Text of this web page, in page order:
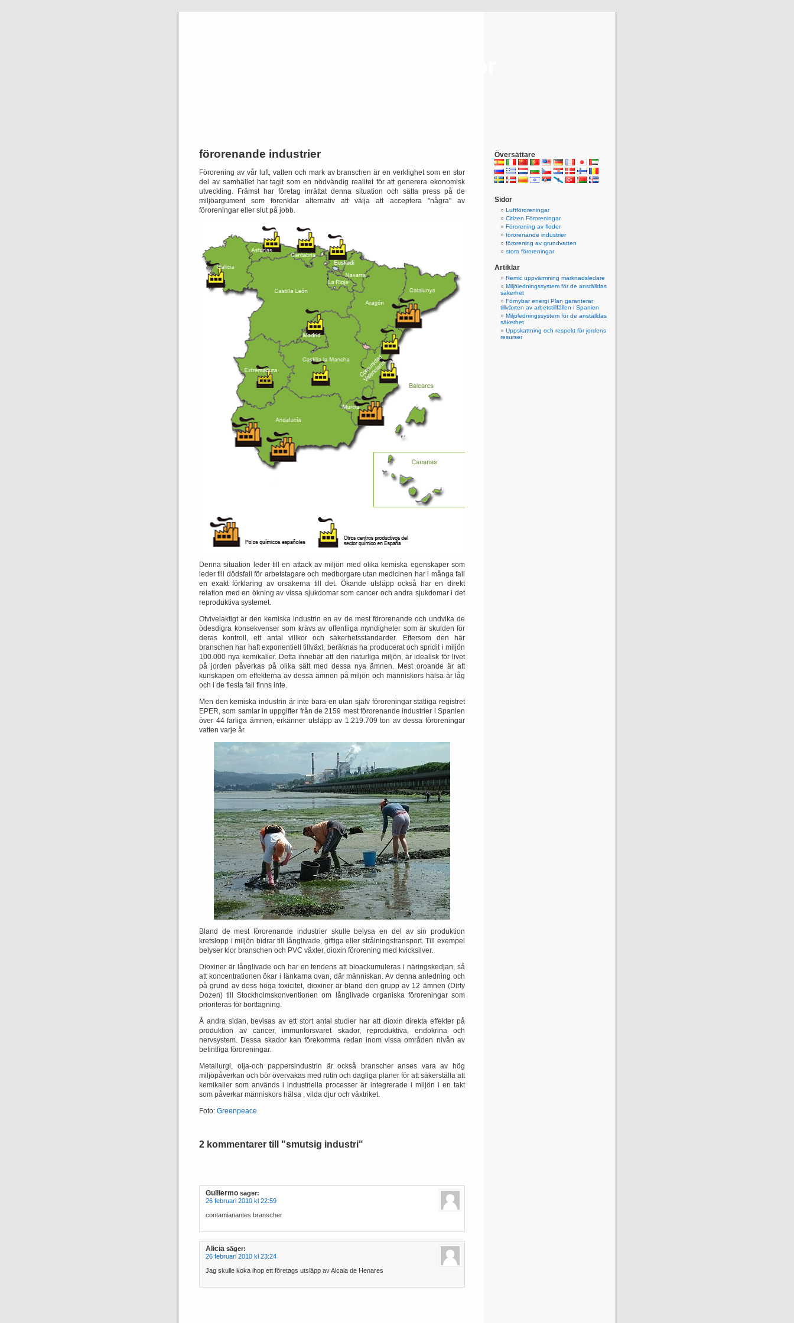
förorenande industrier
Förorening av vår luft, vatten och mark av branschen är en verklighet som en stor
del av samhället har tagit som en nödvändig realitet för att generera ekonomisk
utveckling.
Främst har företag inrättat denna situation och sätta press på de
miljöargument som förenklar alternativ att välja att acceptera "några" av
föroreningar eller slut på jobb.
Denna situation leder till en attack av miljön med olika kemiska egenskaper som
leder till dödsfall för arbetstagare och medborgare utan medicinen har i många fall
en exakt förklaring av orsakerna till det. Ökande utsläpp också har en direkt
relation med en ökning av vissa sjukdomar som cancer och andra sjukdomar i det
reproduktiva systemet.
Otvivelaktigt är den kemiska industrin en av de mest förorenande och undvika de
ödesdigra konsekvenser som krävs av offentliga myndigheter som är skulden för
deras kontroll, ett antal villkor och säkerhetsstandarder.
Eftersom den här
branschen har haft exponentiell tillväxt, beräknas ha producerat och spridit i miljön
100.000 nya kemikalier. Detta innebär att den naturliga miljön, är idealisk för livet
på jorden påverkas på olika sätt med dessa nya ämnen. Mest oroande är att
kunskapen om effekterna av dessa ämnen på miljön och människors hälsa är låg
och i de flesta fall finns inte.
Men den kemiska industrin är inte bara en utan själv föroreningar statliga registret
EPER, som samlar in uppgifter från de 2159 mest förorenande industrier i Spanien
över 44 farliga ämnen, erkänner utsläpp av 1.219.709 ton av dessa föroreningar
vatten varje år.
Bland de mest förorenande industrier skulle belysa en del av sin produktion
kretslopp i miljön bidrar till långlivade, giftiga eller strålningstransport. Till exempel
belyser klor branschen och PVC växter, dioxin förorening med kvicksilver.
Dioxiner är långlivade och har en tendens att bioackumuleras i näringskedjan, så
att koncentrationen ökar i länkarna ovan, där människan. Av denna anledning och
på grund av dess höga toxicitet, dioxiner är bland den grupp av 12 ämnen (Dirty
Dozen) till Stockholmskonventionen om långlivade organiska föroreningar som
prioriteras för borttagning.
Å andra sidan, bevisas av ett stort antal studier har att dioxin direkta effekter på
produktion av cancer, immunförsvaret skador, reproduktiva, endokrina och
nervsystem. Dessa skador kan förekomma redan inom vissa områden nivån av
befintliga föroreningar.
Metallurgi, olja-och pappersindustrin är också branscher anses vara av hög
miljöpåverkan och bör övervakas med rutin och dagliga planer för att säkerställa att
kemikalier som används i industriella processer är integrerade i miljön i en takt
som påverkar människors hälsa , vilda djur och växtriket.
Foto: Greenpeace
2 kommentarer till "smutsig industri"
Guillermo säger:
26 februari 2010 kl 22:59
contamianantes branscher
Alicia säger:
26 februari 2010 kl 23:24
Jag skulle koka ihop ett företags utsläpp av Alcala de Henares
Översättare
Sidor
Luftföroreningar
Citizen Föroreningar
Förorening av floder
förorenande industrier
förorening av grundvatten
stora föroreningar
Artiklar
Remic uppvärmning marknadsledare
Miljöledningssystem för de anställdas
säkerhet
Förnybar energi Plan garanterar
tillväxten av arbetstillfällen i Spanien
Miljöledningssystem för de anställdas
säkerhet
Uppskattning och respekt för jordens
resurser